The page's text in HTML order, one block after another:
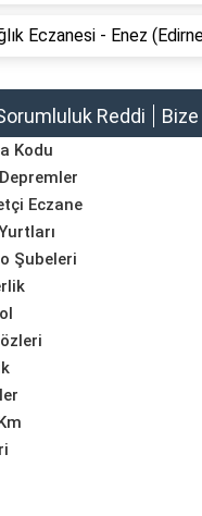
Eczanesi - Enez
Reddi Bize
Kodu
Eczane
Şubeleri